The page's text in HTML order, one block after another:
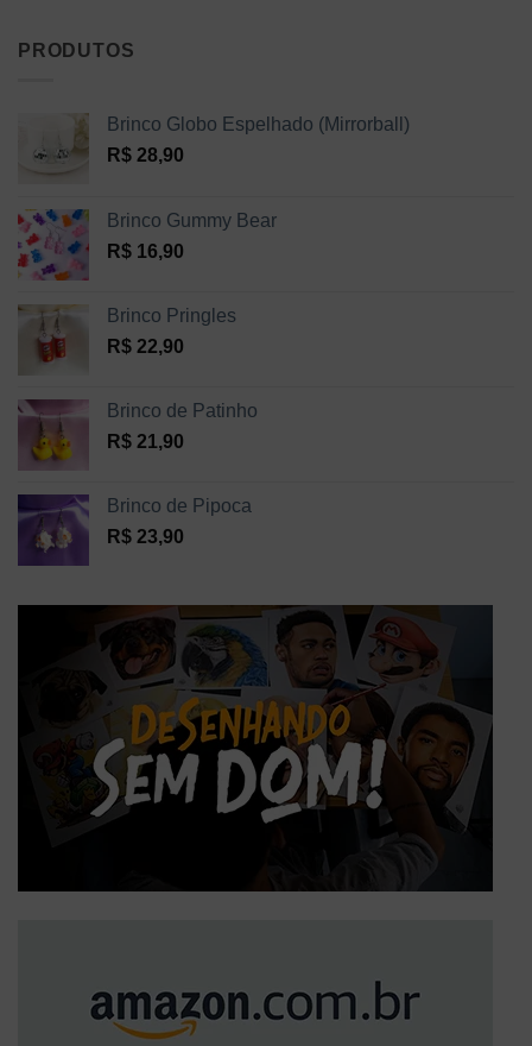
PRODUTOS
Brinco Globo Espelhado (Mirrorball)
R$ 28,90
Brinco Gummy Bear
R$ 16,90
Brinco Pringles
R$ 22,90
Brinco de Patinho
R$ 21,90
Brinco de Pipoca
R$ 23,90